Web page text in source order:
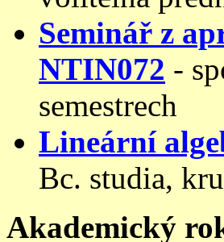
Seminář z
NTIN072 -
semestrech
Lineární
Bc. studia,
Akademický